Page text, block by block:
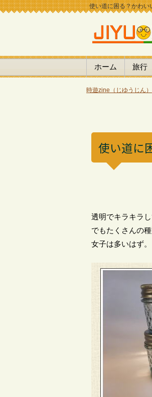
使い道に困る？かわい
ホーム 旅行
時遊zine（じゆうじん）
使い道に
透明でキラキラ
でもたくさんの
女子は多いはず。